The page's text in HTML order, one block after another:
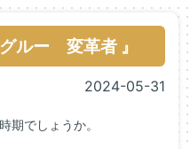
ルー 変革者 』
2024-05-31
期でしょうか。